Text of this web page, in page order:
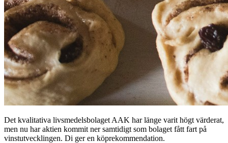
Det kvalitativa livsmedelsbolaget AAK har länge varit högt värderat,
men nu har aktien kommit ner samtidigt som bolaget fått fart på
vinstutvecklingen. Di ger en köprekommendation.